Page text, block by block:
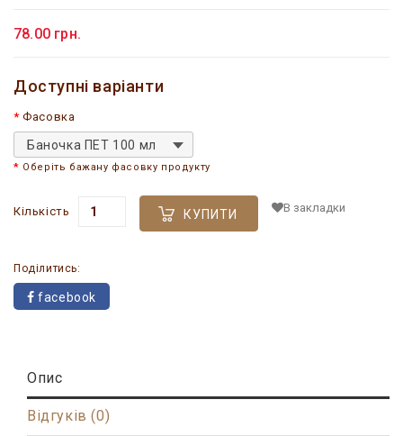
78.00 грн.
Доступні варіанти
Фасовка
Баночка ПЕТ 100 мл
Оберіть бажану фасовку продукту
Кількість КУПИТИ В закладки
Поділитись:
facebook
Опис
Відгуків (0)